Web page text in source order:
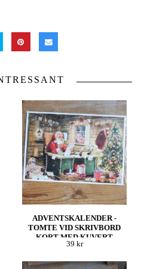
ADVENTSKALENDER -
TOMTE VID SKRIVBORD
KORT MED KUVERT
39 kr